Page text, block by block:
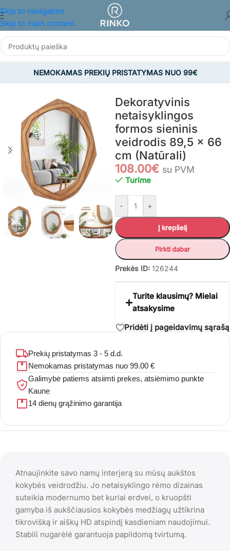
Skip to navigation
Skip to main content
NEMOKAMAS PREKIŲ PRISTATYMAS NUO 99€
IR BUIČIAI/Dekoro prekės /Veidrodžiai/ Sieniniai veidrodžiai
Dekoratyvinis
netaisyklingos
formos sieninis
veidrodis 89,5 x 66
cm (Natūrali)
108.00€ su PVM
Turime
- +
Į krepšelį
Pirkti dabar
Prekės ID: 126244
Turite klausimų? Mielai
atsakysime
Pridėti į pageidavimų sąrašą
Prekių pristatymas 3 - 5 d.d.
Nemokamas pristatymas nuo 99.00 €
Galimybė patiems atsiimti prekes, atsiėmimo punkte
Kaune
14 dienų grąžinimo garantija
Atnaujinkite savo namų interjerą su mūsų aukštos
kokybės veidrodžiu. Jo netaisyklingo rėmo dizainas
suteikia modernumo bet kuriai erdvei, o kruopšti
gamyba iš aukščiausios kokybės medžiagų užtikrina
tikrovišką ir aiškų HD atspindį kasdieniam naudojimui.
Stabili nugarėlė garantuoja papildomą tvirtumą.